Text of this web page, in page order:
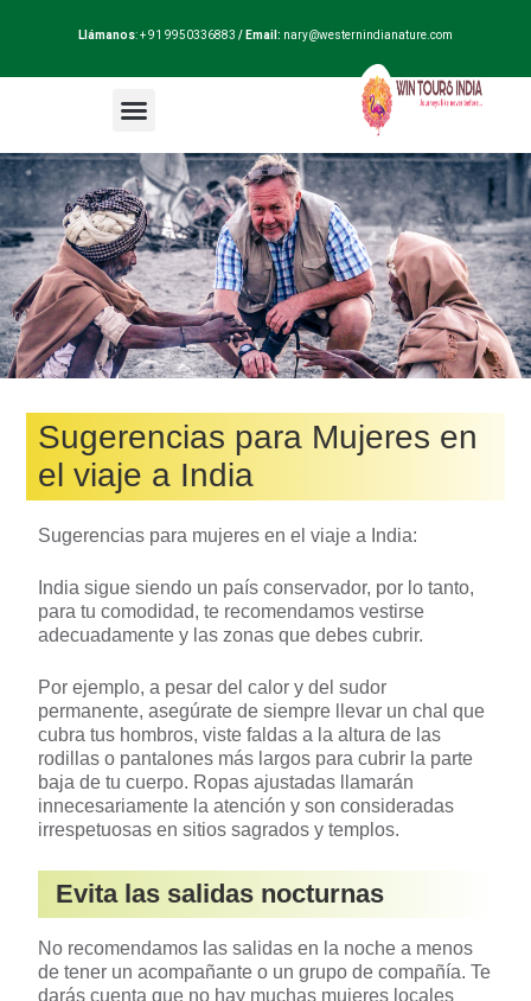
Llámanos: + 91 9950336883 / Email: nary@westernindianature.com
Sugerencias para Mujeres en
el viaje a India
Sugerencias para mujeres en el viaje a India:
India sigue siendo un país conservador, por lo tanto,
para tu comodidad, te recomendamos vestirse
adecuadamente y las zonas que debes cubrir.
Por ejemplo, a pesar del calor y del sudor
permanente, asegúrate de siempre llevar un chal que
cubra tus hombros, viste faldas a la altura de las
rodillas o pantalones más largos para cubrir la parte
baja de tu cuerpo. Ropas ajustadas llamarán
innecesariamente la atención y son consideradas
irrespetuosas en sitios sagrados y templos.
Evita las salidas nocturnas
No recomendamos las salidas en la noche a menos
de tener un acompañante o un grupo de compañía. Te
darás cuenta que no hay muchas mujeres locales